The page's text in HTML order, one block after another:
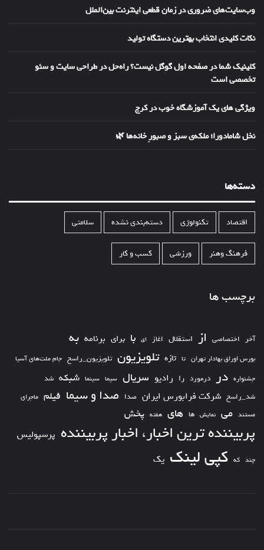
وب‌سایت‌های ضروری در زمان قطعی اینترنت بین‌الملل
نکات کلیدی انتخاب بهترین دستگاه تولید
کلینیک شما در صفحه اول گوگل نیست؟ راه‌حل در طراحی سایت و سئو
تخصصی است
ویژگی های یک آموزشگاه خوب در کرج
نخل شامادورا؛ ملکه‌ی سبز و صبورِ خانه‌ها 🌿
دسته‌ها
اقتصاد تکنولوژی دسته‌بندی نشده سلامتی
فرهنگ وهنر ورزشی کسب و کار
برچسب ها
آخر اختصاصی از استقلال اغاز ای با برای برنامه به
بورس اوراق بهادار تهران تا تازه تلویزیون تلویزیون_راسخ جام ملت‌های آسیا
جشنواره در درمورد را رادیو سریال سیما سینما شبکه شد
شد_راسخ شرکت فرابورس ایران صدا صدا و سیما فیلم ماجرای
مستند می نمایش ها های هفته پخش
پربیننده ترین اخبار، اخبار پربیننده پرسپولیس
چند که کپی لینک یک